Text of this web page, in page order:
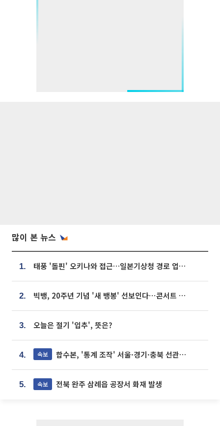
많이 본 뉴스
1. 태풍 '돌핀' 오키나와 접근…일본기상청 경로 업데이트
2. 빅뱅, 20주년 기념 '새 뱅봉' 선보인다⋯콘서트 앞두고 팝업 개최
3. 오늘은 절기 '입추', 뜻은?
4. 속보 합수본, '통계 조작' 서울·경기·충북 선관위 등 추가 압수수색
5. 속보 전북 완주 삼례읍 공장서 화재 발생